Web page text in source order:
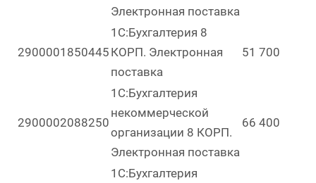
Электронная поставка
2900001850445
1С:Бухгалтерия 8
КОРП. Электронная
поставка
51 700
2900002088250
1С:Бухгалтерия
некоммерческой
организации 8 КОРП.
Электронная поставка
66 400
1С:Бухгалтерия